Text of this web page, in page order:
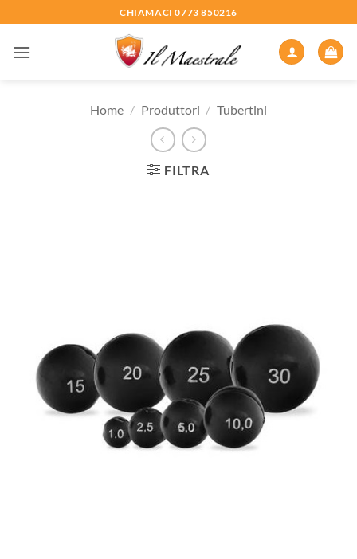
ai
contenuti
CHIAMACI 0773 850216
Home / Produttori / Tubertini
FILTRA